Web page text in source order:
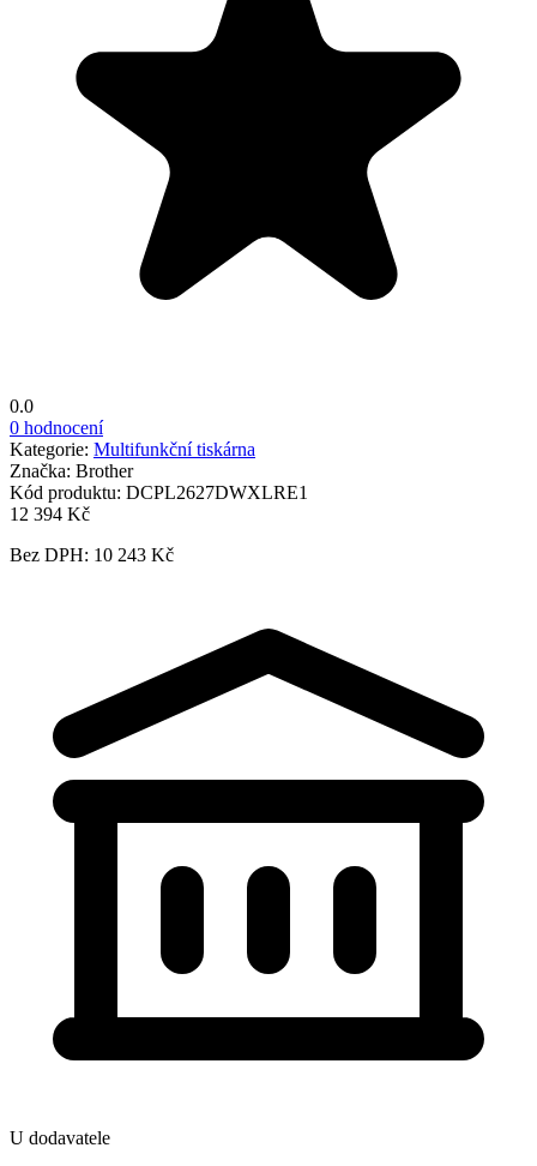
0.0
0 hodnocení
Kategorie: Multifunkční tiskárna
Značka: Brother
Kód produktu: DCPL2627DWXLRE1
12 394 Kč
Bez DPH: 10 243 Kč
U dodavatele